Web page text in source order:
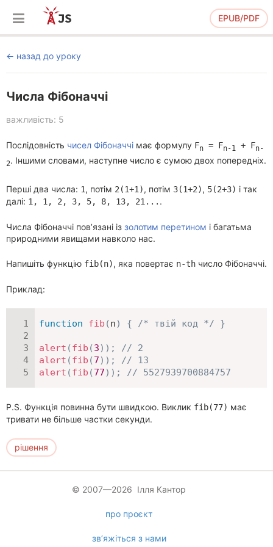
EPUB/PDF
назад до уроку
Числа Фібоначчі
важливість: 5
Послідовність чисел Фібоначчі має формулу Fn = Fn-1 + Fn-
2. Іншими словами, наступне число є сумою двох попередніх.
Перші два числа: 1, потім 2(1+1), потім 3(1+2), 5(2+3) і так
далі: 1, 1, 2, 3, 5, 8, 13, 21... .
Числа Фібоначчі пов’язані із золотим перетином і багатьма
природними явищами навколо нас.
Напишіть функцію fib(n), яка повертає n-th число Фібоначчі.
Приклад:
function fib (n) { /* твій код */ }
alert (fib (3) ) ;
// 2
alert (fib (7) ) ;
// 13
alert (fib (77) ) ; // 5527939700884757
P.S. Функція повинна бути швидкою. Виклик fib(77) має
тривати не більше частки секунди.
рішення
© 2007—2026 Ілля Кантор
про проєкт
зв’яжіться з нами